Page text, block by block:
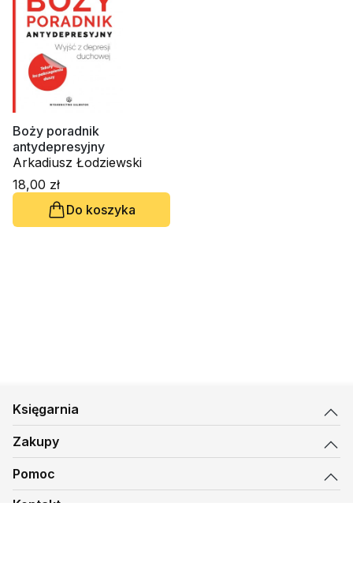
Boży poradnik
antydepresyjny
Arkadiusz Łodziewski
18,00 zł
Do koszyka
Księgarnia
Zakupy
Pomoc
Kontakt